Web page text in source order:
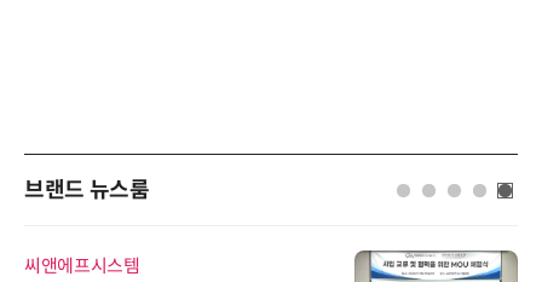
브랜드 뉴스룸
씨앤에프시스템